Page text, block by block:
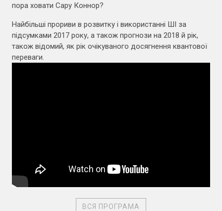
пора ховати Сару Коннор?
Найбільші прориви в розвитку і використанні ШІ за
підсумками 2017 року, а також прогнози на 2018 й рік,
також відомий, як рік очікуваного досягнення квантової
переваги.
ВСЯ ПРОГРАМА